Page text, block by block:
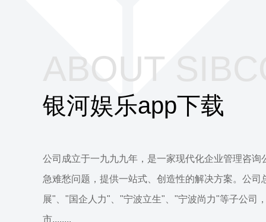
ABOUT
银河娱乐app下载
公司成立于一九九九年，是一家现代化企业管理咨询
急难愁问题，提供一站式、创造性的解决方案。公
展"、"国企人力"、"宁波立生"、"宁波尚力"等子公司
市........